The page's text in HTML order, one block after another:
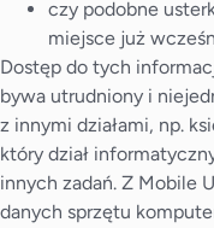
czy podobne
miejsce już
Dostęp do tych
bywa utrudniony i
z innymi działami, np.
który dział
innych zadań. Z Mobile
danych sprzętu